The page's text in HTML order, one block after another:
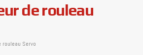
de rouleau
rouleau Servo